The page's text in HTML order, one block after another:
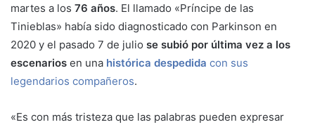
martes a los 76 años. El llamado «Príncipe de las
Tinieblas» había sido diagnosticado con Parkinson en
2020 y el pasado 7 de julio se subió por última vez a los
escenarios en una histórica despedida con sus
legendarios compañeros.
«Es con más tristeza que las palabras pueden expresar